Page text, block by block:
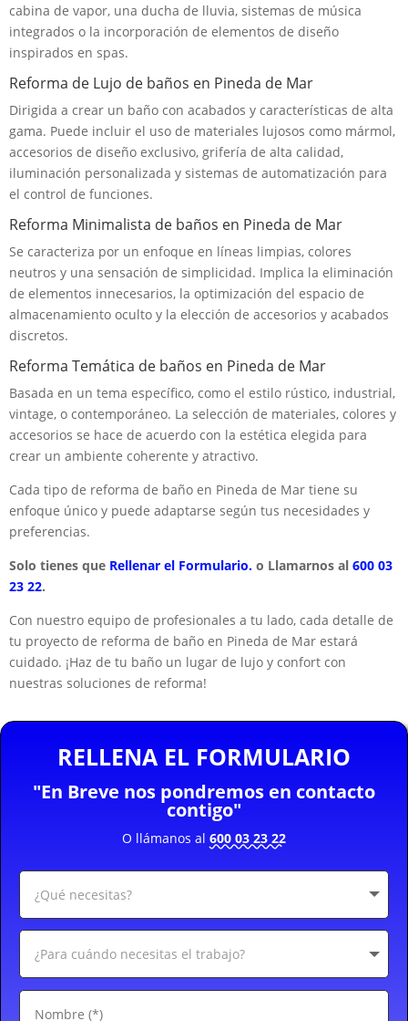
cabina de vapor, una ducha de lluvia, sistemas de música
integrados o la incorporación de elementos de diseño
inspirados en spas.
Reforma de Lujo de baños en Pineda de Mar
Dirigida a crear un baño con acabados y características de alta
gama. Puede incluir el uso de materiales lujosos como mármol,
accesorios de diseño exclusivo, grifería de alta calidad,
iluminación personalizada y sistemas de automatización para
el control de funciones.
Reforma Minimalista de baños en Pineda de Mar
Se caracteriza por un enfoque en líneas limpias, colores
neutros y una sensación de simplicidad. Implica la eliminación
de elementos innecesarios, la optimización del espacio de
almacenamiento oculto y la elección de accesorios y acabados
discretos.
Reforma Temática de baños en Pineda de Mar
Basada en un tema específico, como el estilo rústico, industrial,
vintage, o contemporáneo. La selección de materiales, colores y
accesorios se hace de acuerdo con la estética elegida para
crear un ambiente coherente y atractivo.
Cada tipo de reforma de baño en Pineda de Mar tiene su
enfoque único y puede adaptarse según tus necesidades y
preferencias.
Solo tienes que Rellenar el Formulario. o Llamarnos al 600 03
23 22.
Con nuestro equipo de profesionales a tu lado, cada detalle de
tu proyecto de reforma de baño en Pineda de Mar estará
cuidado. ¡Haz de tu baño un lugar de lujo y confort con
nuestras soluciones de reforma!
RELLENA EL FORMULARIO
"En Breve nos pondremos en contacto
contigo"
O llámanos al 600 03 23 22